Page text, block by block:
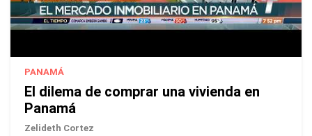
PANAMÁ
El dilema de comprar una vivienda en
Panamá
Zelideth Cortez